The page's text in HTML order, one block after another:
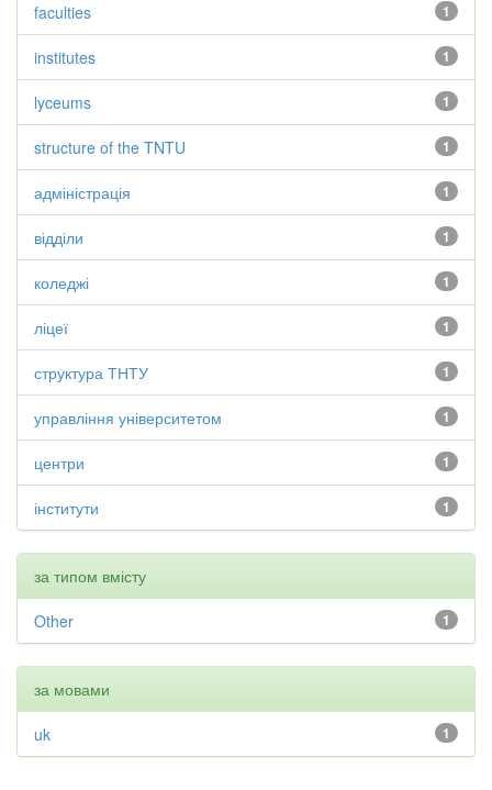
1
faculties
1
institutes
1
lyceums
1
structure of the TNTU
1
адміністрація
1
відділи
1
коледжі
1
ліцеї
1
структура ТНТУ
1
управління університетом
1
центри
1
інститути
за типом вмісту
1
Other
за мовами
1
uk